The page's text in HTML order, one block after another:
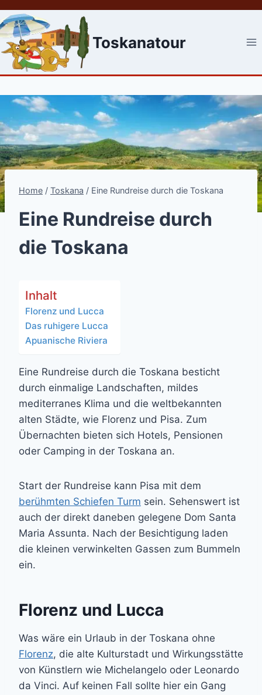
Skip
to
content
Toskanatour
Home / Toskana / Eine Rundreise durch die Toskana
Eine Rundreise durch
die Toskana
Inhalt
Florenz und Lucca
Das ruhigere Lucca
Apuanische Riviera
Eine Rundreise durch die Toskana besticht
durch einmalige Landschaften, mildes
mediterranes Klima und die weltbekannten
alten Städte, wie Florenz und Pisa. Zum
Übernachten bieten sich Hotels, Pensionen
oder Camping in der Toskana an.
Start der Rundreise kann Pisa mit dem
berühmten Schiefen Turm sein. Sehenswert ist
auch der direkt daneben gelegene Dom Santa
Maria Assunta. Nach der Besichtigung laden
die kleinen verwinkelten Gassen zum Bummeln
ein.
Florenz und Lucca
Was wäre ein Urlaub in der Toskana ohne
Florenz, die alte Kulturstadt und Wirkungsstätte
von Künstlern wie Michelangelo oder Leonardo
da Vinci. Auf keinen Fall sollte hier ein Gang